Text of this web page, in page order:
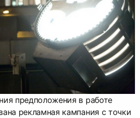
предположения в работе
рекламная кампания с точки